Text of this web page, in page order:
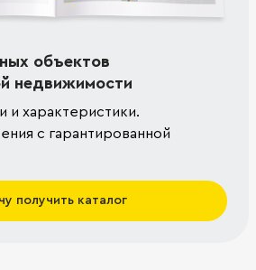
объектов
недвижимости
и характеристики.
с гарантированной
получить каталог